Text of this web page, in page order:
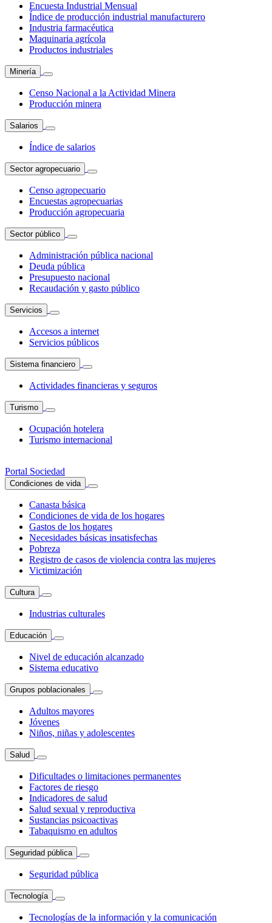
Encuesta Industrial Mensual
Índice de producción industrial manufacturero
Industria farmacéutica
Maquinaria agrícola
Productos industriales
Minería
Censo Nacional a la Actividad Minera
Producción minera
Salarios
Índice de salarios
Sector agropecuario
Censo agropecuario
Encuestas agropecuarias
Producción agropecuaria
Sector público
Administración pública nacional
Deuda pública
Presupuesto nacional
Recaudación y gasto público
Servicios
Accesos a internet
Servicios públicos
Sistema financiero
Actividades financieras y seguros
Turismo
Ocupación hotelera
Turismo internacional
Portal Sociedad
Condiciones de vida
Canasta básica
Condiciones de vida de los hogares
Gastos de los hogares
Necesidades básicas insatisfechas
Pobreza
Registro de casos de violencia contra las mujeres
Victimización
Cultura
Industrias culturales
Educación
Nivel de educación alcanzado
Sistema educativo
Grupos poblacionales
Adultos mayores
Jóvenes
Niños, niñas y adolescentes
Salud
Dificultades o limitaciones permanentes
Factores de riesgo
Indicadores de salud
Salud sexual y reproductiva
Sustancias psicoactivas
Tabaquismo en adultos
Seguridad pública
Seguridad pública
Tecnología
Tecnologías de la información y la comunicación